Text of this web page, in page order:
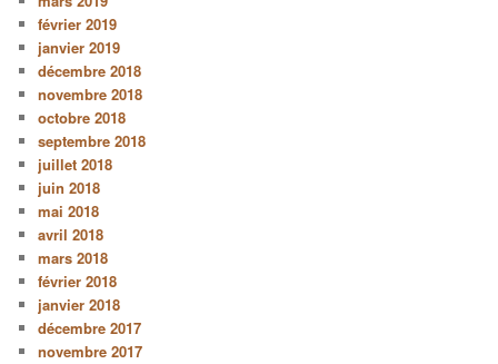
février 2019
janvier 2019
décembre 2018
novembre 2018
octobre 2018
septembre 2018
juillet 2018
juin 2018
mai 2018
avril 2018
mars 2018
février 2018
janvier 2018
décembre 2017
novembre 2017